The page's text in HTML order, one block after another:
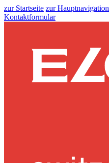
zur Startseite zur Hauptnavigation
Kontaktformular